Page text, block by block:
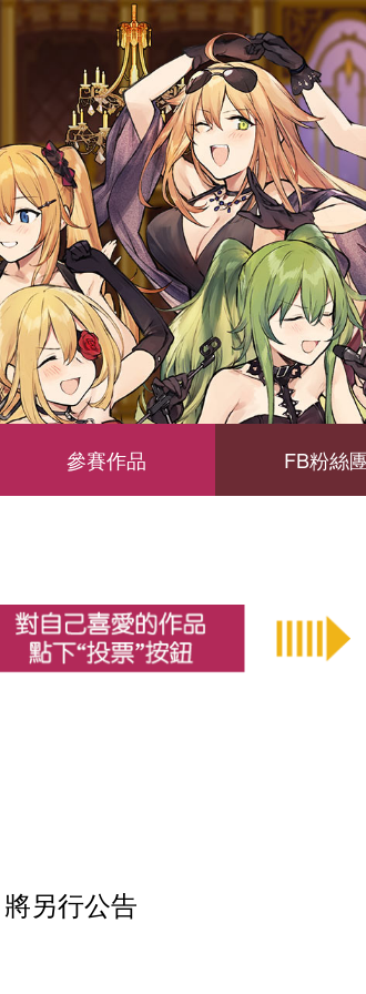
參賽作品 FB粉絲
另行公告